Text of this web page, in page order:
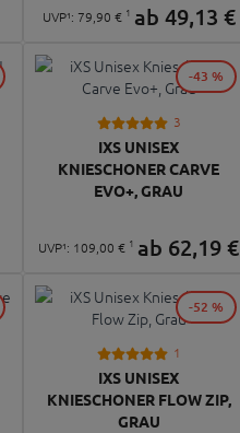
UVP¹: 79, 90 € 1 ab 49,13 €
3
IXS UNISEX
KNIESCHONER CARVE
EVO+, GRAU
UVP¹: 109,00 € 1 ab 62,19€
-43 %
1
IXS UNISEX
KNIESCHONER FLOW ZIP,
GRAU
-52 %